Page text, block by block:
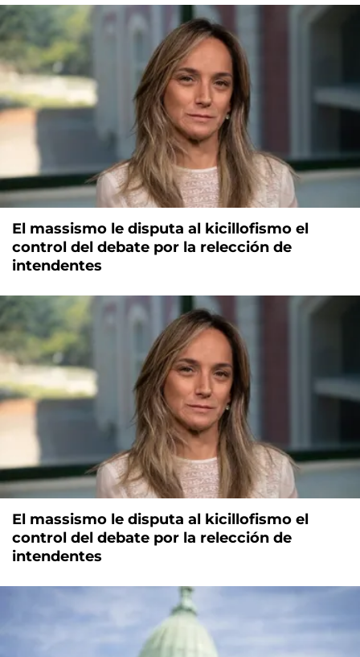
El massismo le disputa al kicillofismo el
control del debate por la relección de
intendentes
El massismo le disputa al kicillofismo el
control del debate por la relección de
intendentes